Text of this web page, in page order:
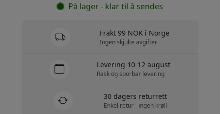
På lager - klar til å sendes
Frakt 99 NOK i Norge
Ingen skjulte avgifter
Levering 10-12 august
Rask og sporbar levering
30 dagers returrett
Enkel retur - ingen krøll